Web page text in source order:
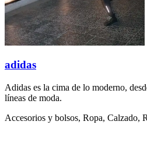
adidas
Adidas es la cima de lo moderno,
líneas de moda.
Accesorios y bolsos, Ropa, Calzado,